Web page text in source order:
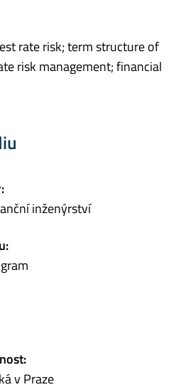
rate risk; term structure of
risk management; financial
inženýrství
v Praze